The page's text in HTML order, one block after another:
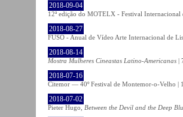
2018-09-04
12ª edição do MOTELX - Festival
2018-08-27
FUSO - Anual de Vídeo Arte Internacional de
2018-08-14
Mostra Mulheres Cineastas Latino-Americanas |
2018-07-16
Citemor — 40º Festival de Montemor-o-Velho |
2018-07-02
Pieter Hugo, Between the Devil and the Deep